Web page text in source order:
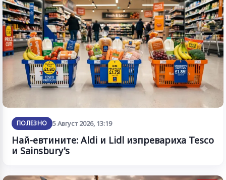
ПОЛЕЗНО 5 Август 2026, 13:19
Най-евтините: Aldi и Lidl изпревариха Tesco
и Sainsbury's